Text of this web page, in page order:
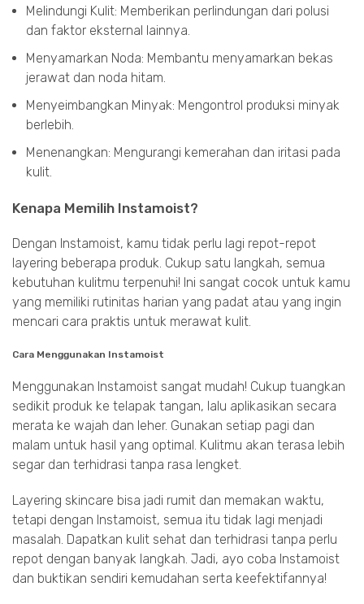
Melindungi Kulit: Memberikan perlindungan dari polusi
dan faktor eksternal lainnya.
Menyamarkan Noda: Membantu menyamarkan bekas
jerawat dan noda hitam.
Menyeimbangkan Minyak: Mengontrol produksi minyak
berlebih.
Menenangkan: Mengurangi kemerahan dan iritasi pada
kulit.
Kenapa Memilih Instamoist?
Dengan Instamoist, kamu tidak perlu lagi repot-repot
layering beberapa produk. Cukup satu langkah, semua
kebutuhan kulitmu terpenuhi! Ini sangat cocok untuk kamu
yang memiliki rutinitas harian yang padat atau yang ingin
mencari cara praktis untuk merawat kulit.
Cara Menggunakan Instamoist
Menggunakan Instamoist sangat mudah! Cukup tuangkan
sedikit produk ke telapak tangan, lalu aplikasikan secara
merata ke wajah dan leher. Gunakan setiap pagi dan
malam untuk hasil yang optimal. Kulitmu akan terasa lebih
segar dan terhidrasi tanpa rasa lengket.
Layering skincare bisa jadi rumit dan memakan waktu,
tetapi dengan Instamoist, semua itu tidak lagi menjadi
masalah. Dapatkan kulit sehat dan terhidrasi tanpa perlu
repot dengan banyak langkah. Jadi, ayo coba Instamoist
dan buktikan sendiri kemudahan serta keefektifannya!